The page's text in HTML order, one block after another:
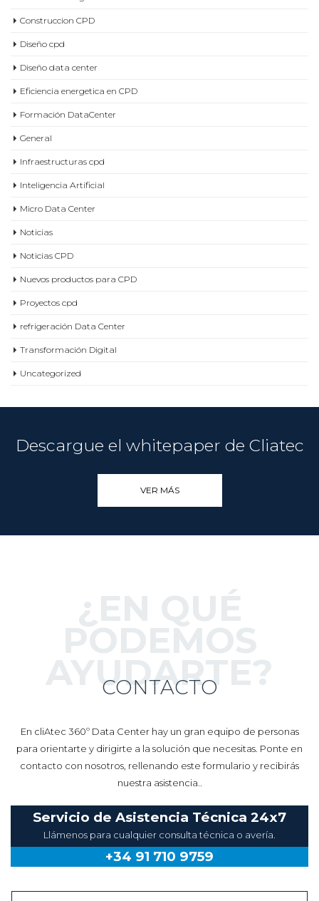
Construccion CPD
Diseño cpd
Diseño data center
Eficiencia energetica en CPD
Formación DataCenter
General
Infraestructuras cpd
Inteligencia Artificial
Micro Data Center
Noticias
Noticias CPD
Nuevos productos para CPD
Proyectos cpd
refrigeración Data Center
Transformación Digital
Uncategorized
Descargue el whitepaper de Cliatec
VER MÁS
AYUDARTE?
CONTACTO
En cliAtec 360º Data Center hay un gran equipo de personas
para orientarte y dirigirte a la solución que necesitas. Ponte en
contacto con nosotros, rellenando este formulario y recibirás
nuestra asistencia..
Servicio de Asistencia Técnica 24x7
Llámenos para cualquier consulta técnica o avería.
+34 91 710 9759